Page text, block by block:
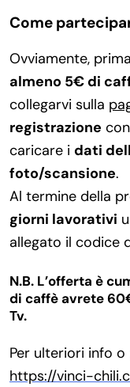
Come
Ovviamente,
almeno 5€ di
collegarvi sulla
registrazione
caricare i dati
foto/scansione.
Al termine della
giorni lavorativi
allegato il codice
N.B. L’offerta è
di caffè avrete
Tv.
Per ulteriori info
https://vinci-